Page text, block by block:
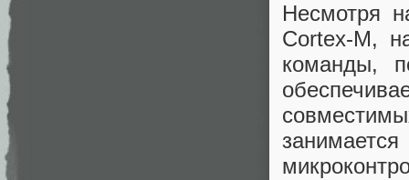
Несмотря
Cortex-M,
команды,